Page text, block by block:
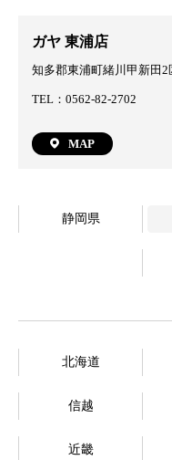
ガヤ 東浦店
知多郡東浦町緒川甲新田
TEL：0562-82-2702
MAP
静岡県
北海道
信越
近畿